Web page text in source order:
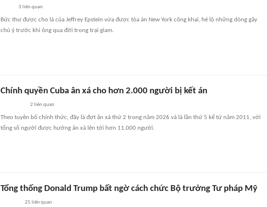
3 liên quan
Bức thư được cho là của Jeffrey Epstein vừa được tòa án New York công khai, hé lộ những dòng gây
chú ý trước khi ông qua đời trong trại giam.
Chính quyền Cuba ân xá cho hơn 2.000 người bị kết án
2 liên quan
Theo tuyên bố chính thức, đây là đợt ân xá thứ 2 trong năm 2026 và là lần thứ 5 kể từ năm 2011, với
tổng số người được hưởng ân xá lên tới hơn 11.000 người.
Tổng thống Donald Trump bất ngờ cách chức Bộ trưởng Tư pháp Mỹ
25 liên quan